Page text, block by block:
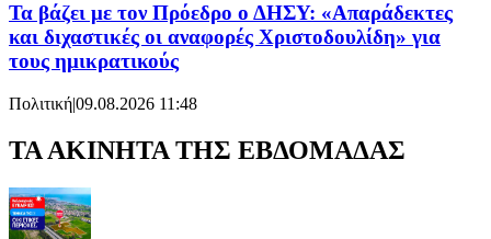
Τα βάζει με τον Πρόεδρο ο ΔΗΣΥ: «Απαράδεκτες
και διχαστικές οι αναφορές Χριστοδουλίδη» για
τους ημικρατικούς
Πολιτική|09.08.2026 11:48
ΤΑ ΑΚΙΝΗΤΑ ΤΗΣ ΕΒΔΟΜΑΔΑΣ